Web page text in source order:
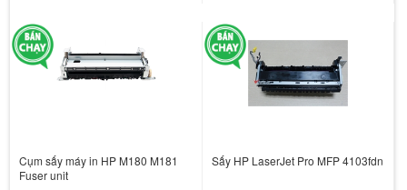
Cụm sấy máy in HP M180 M181
Fuser unit
Sấy HP LaserJet Pro MFP 4103fdn